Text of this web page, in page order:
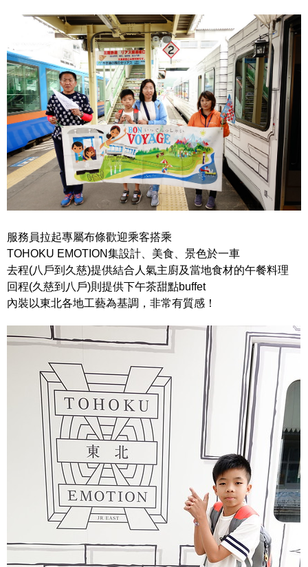
服務員拉起專屬布條歡迎乘客搭乘
TOHOKU EMOTION集設計、美食、景色於一車
去程(八戶到久慈)提供結合人氣主廚及當地食材的午餐料理
回程(久慈到八戶)則提供下午茶甜點buffet
內裝以東北各地工藝為基調，非常有質感！